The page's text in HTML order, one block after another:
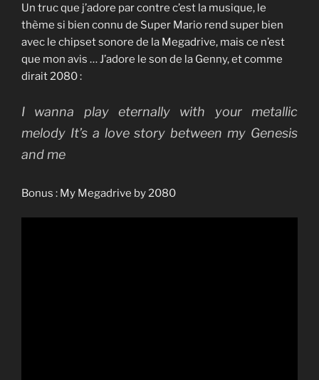
Un truc que j’adore par contre c’est la musique, le
thème si bien connu de Super Mario rend super bien
avec le chipset sonore de la Megadrive, mais ce n’est
que mon avis … J’adore le son de la Genny, et comme
dirait 2080 :
I wanna play eternally with your metallic
melody It’s a love story between my Genesis
and me
Bonus : My Megadrive by 2080